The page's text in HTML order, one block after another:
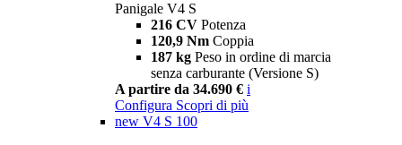
Panigale V4 S
216 CV Potenza
120,9 Nm Coppia
187 kg Peso in ordine di marcia
senza carburante (Versione S)
A partire da 34.690 € i
Configura Scopri di più
new V4 S 100